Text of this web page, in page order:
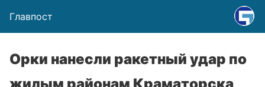
Главпост
Орки нанесли ракетный удар по